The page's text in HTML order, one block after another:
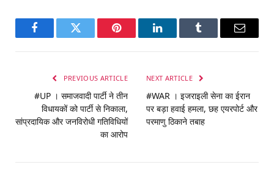
FacebookTwitter Pinterest LinkedInTumblr Email
PREVIOUS ARTICLE
#UP । समाजवादी पार्टी ने तीन
विधायकों को पार्टी से निकाला,
सांप्रदायिक और जनविरोधी गतिविधियों
का आरोप
NEXT ARTICLE
#WAR । इजराइली सेना का ईरान
पर बड़ा हवाई हमला, छह एयरपोर्ट और
परमाणु ठिकाने तबाह